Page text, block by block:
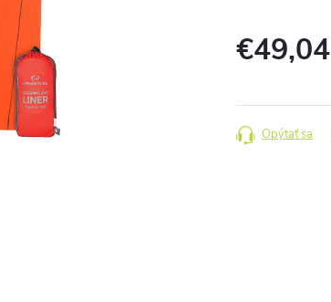
€49,04
Opýtať sa